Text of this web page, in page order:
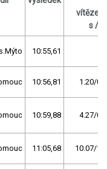
vítězem
s / %
10:55,61
10:56,81 1.20/0,2
10:59,88 4.27/0,7
11:05,68 10.07/1,5